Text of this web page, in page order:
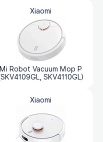
Xiaomi
Mi Robot Vacuum Mop P
SKV4110GL)
Xiaomi